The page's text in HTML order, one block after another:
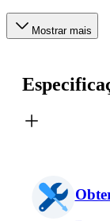
Mostrar mais